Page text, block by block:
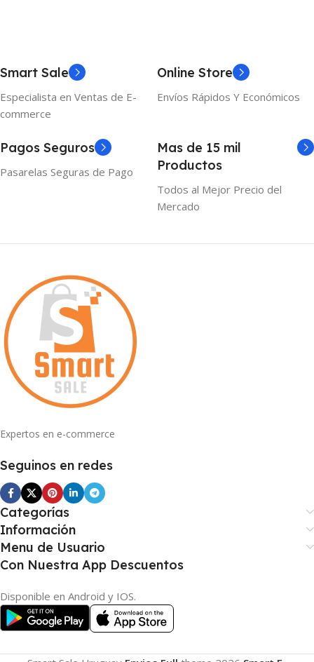
Smart Sale
Especialista en Ventas de E-
commerce
Online Store
Envíos Rápidos Y Económicos
Pagos Seguros
Pasarelas Seguras de Pago
Mas de 15 mil
Productos
Todos al Mejor Precio del
Mercado
Expertos en e-commerce
Seguinos en redes
Categorías
Información
Menu de Usuario
Con Nuestra App Descuentos
Disponible en Android y IOS.